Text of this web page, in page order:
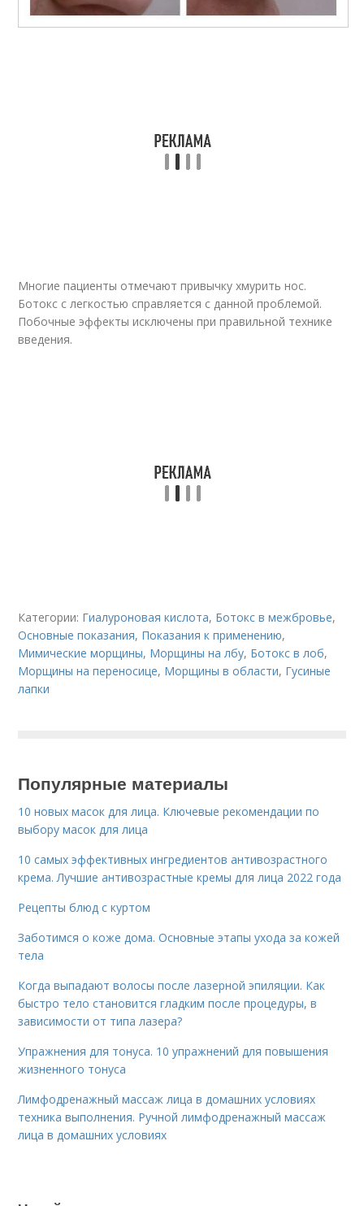
Многие пациенты отмечают привычку хмурить нос.
Ботокс с легкостью справляется с данной проблемой.
Побочные эффекты исключены при правильной технике
введения.
Категории: Гиалуроновая кислота, Ботокс в межбровье,
Основные показания, Показания к применению,
Мимические морщины, Морщины на лбу, Ботокс в лоб,
Морщины на переносице, Морщины в области, Гусиные
лапки
Популярные материалы
10 новых масок для лица. Ключевые рекомендации по
выбору масок для лица
10 самых эффективных ингредиентов антивозрастного
крема. Лучшие антивозрастные кремы для лица 2022 года
Рецепты блюд с куртом
Заботимся о коже дома. Основные этапы ухода за кожей
тела
Когда выпадают волосы после лазерной эпиляции. Как
быстро тело становится гладким после процедуры, в
зависимости от типа лазера?
Упражнения для тонуса. 10 упражнений для повышения
жизненного тонуса
Лимфодренажный массаж лица в домашних условиях
техника выполнения. Ручной лимфодренажный массаж
лица в домашних условиях